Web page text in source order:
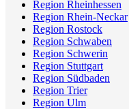
Region Rheinhessen
Region Rhein-Neckar
Region Rostock
Region Schwaben
Region Schwerin
Region Stuttgart
Region Südbaden
Region Trier
Region Ulm